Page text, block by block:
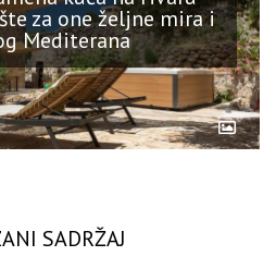
za one željne mira i
Mediterana
SADRŽAJ